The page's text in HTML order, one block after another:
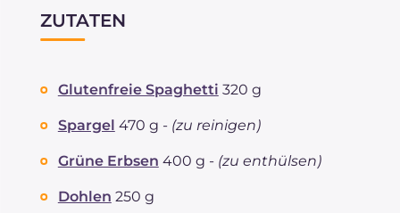
ZUTATEN
Glutenfreie Spaghetti 320 g
Spargel 470 g - (zu reinigen)
Grüne Erbsen 400 g - (zu enthülsen)
Dohlen 250 g